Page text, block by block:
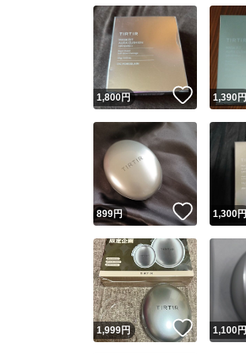
1,800円 いいね！
1,390円
899円 いいね！
1,300円
1,999円 いいね！
1,100円